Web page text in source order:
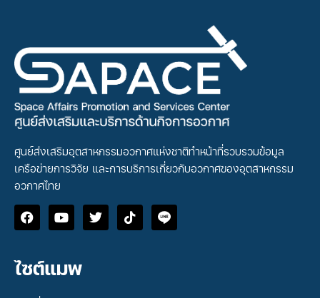
ศูนย์ส่งเสริมอุตสาหกรรมอวกาศแห่งชาติทำหน้าที่รวบรวมข้อมูล
เครือข่ายการวิจัย และการบริการเกี่ยวกับอวกาศของอุตสาหกรรม
อวกาศไทย
ไซต์แมพ